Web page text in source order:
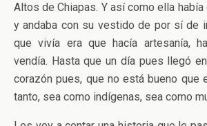
Altos de Chiapas. Y así como ella
y andaba con su vestido de por sí de
que vivía era que hacía artesanía,
vendía. Hasta que un día pues llegó
corazón pues, que no está bueno que
tanto, sea como indígenas, sea como